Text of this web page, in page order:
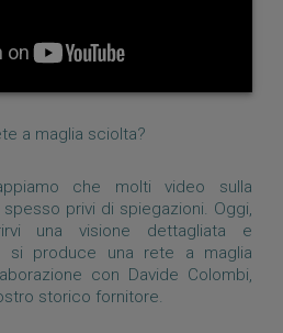
a maglia sciolta?
che molti video sulla
privi di spiegazioni. Oggi,
una visione dettagliata e
si produce una rete a maglia
con Davide Colombi,
storico fornitore.